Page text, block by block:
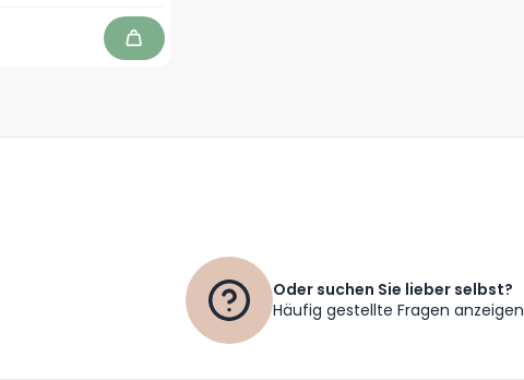
In den Warenkorb
Oder suchen Sie lieber selbst?
Häufig gestellte Fragen anzeigen